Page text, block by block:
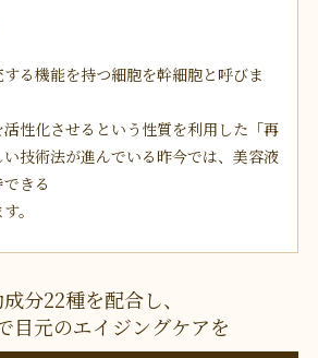
る機能を持つ細胞を幹細胞と呼びま
性化させるという性質を利用した「再
技術法が進んでいる昨今では、美容液
きる
。
分22種を配合し、
目元のエイジングケアを